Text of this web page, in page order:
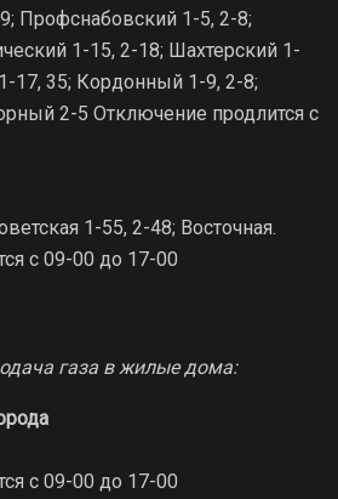
Профснабовский 1-5, 2-8;
1-15, 2-18; Шахтерский 1-
17, 35; Кордонный 1-9, 2-8;
2-5 Отключение продлится с
1-55, 2-48; Восточная.
с 09-00 до 17-00
газа в жилые дома:
с 09-00 до 17-00